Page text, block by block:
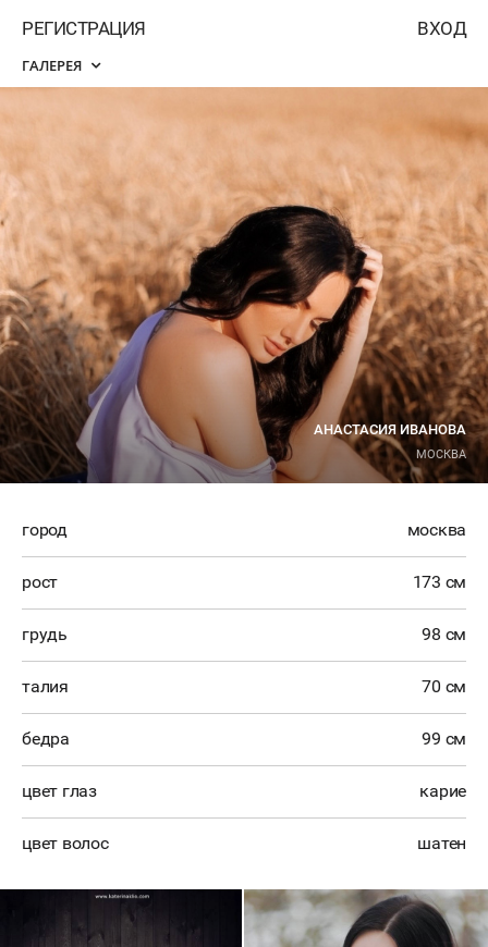
ВХОД
РЕГИСТРАЦИЯ
ГАЛЕРЕЯ
АНАСТАСИЯ ИВАНОВА
МОСКВА
город москва
рост 173 см
грудь 98 см
талия 70 см
бедра 99 см
цвет глаз карие
цвет волос шатен